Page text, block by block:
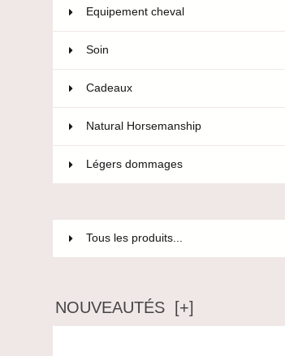
Equipement cheval
Soin
Cadeaux
Natural Horsemanship
Légers dommages
Tous les produits...
NOUVEAUTÉS [+]